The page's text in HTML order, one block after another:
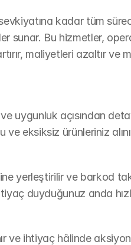
kadar tüm
sunar. Bu hizmetler,
maliyetleri azaltır ve
uygunluk açısından
eksiksiz ürünleriniz
yerleştirilir ve barkod
duyduğunuz anda
ihtiyaç hâlinde aksiyon